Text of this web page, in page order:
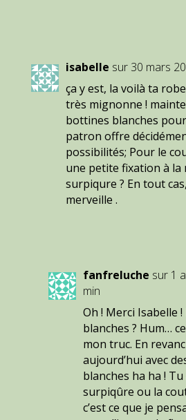
isabelle sur 30 mars
ça y est, la voilà ta
très mignonne !
bottines blanches
patron offre
possibilités; Pour le
une petite fixation à la
surpiqure ? En tout
merveille .
fanfreluche sur 1
min
Oh ! Merci Isabelle
blanches ? Hum…
mon truc. En
aujourd’hui avec
blanches ha ha !
surpiqûre ou la
c’est ce que je